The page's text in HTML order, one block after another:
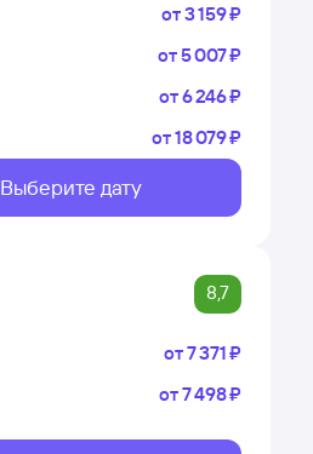
от3 ⁠159 ⁠₽
от5 ⁠007 ⁠₽
от6 ⁠246 ⁠₽
от18 ⁠079 ⁠₽
Выберите дату
8,7
от7 ⁠371 ⁠₽
от7 ⁠498 ⁠₽